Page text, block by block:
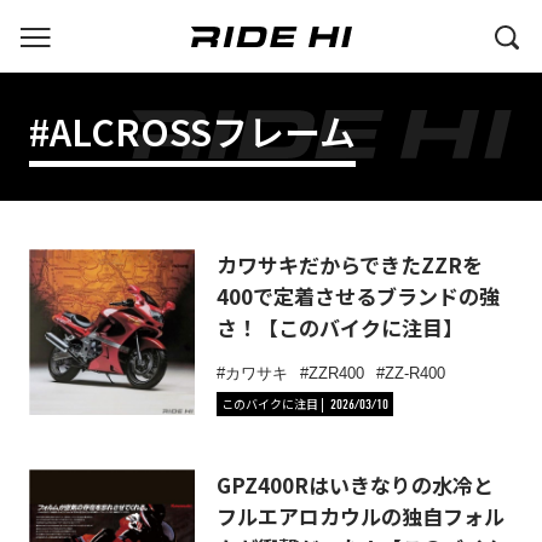
#ALCROSSフレーム
カワサキだからできたZZRを
400で定着させるブランドの強
さ！【このバイクに注目】
カワサキ ZZR400
ZZ-R400
このバイクに注目
2026/03/10
GPZ400Rはいきなりの水冷と
フルエアロカウルの独自フォル